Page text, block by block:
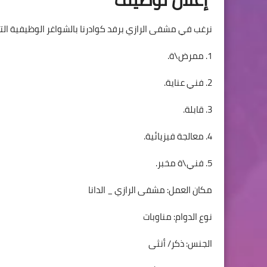
نرغب في مشفى الرازي برفد كوادرنا بالشواغر الوظيفية
1. ممرض\ة.
2. فني عناية.
3. قابلة.
4. معالجة فيزيائية.
5. فني\ة مخبر.
مكان العمل: مشفى الرازي _ الدانا
نوع الدوام: مناوبات
الجنس: ذكر/ أنثى